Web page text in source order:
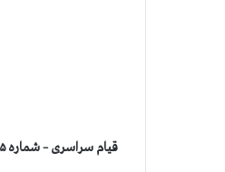
قیام سراسری – شماره ۳۵